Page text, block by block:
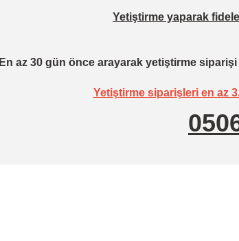
Yetiştirme yaparak
En az 30 gün önce arayarak yetiştirme siparişi
Yetiştirme siparişleri en az